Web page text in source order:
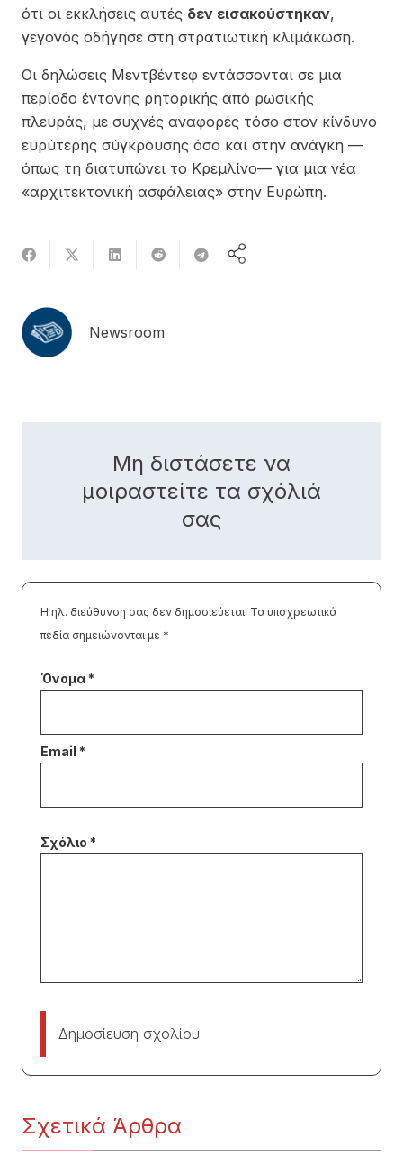
ότι οι εκκλήσεις αυτές δεν εισακούστηκαν,
γεγονός οδήγησε στη στρατιωτική κλιμάκωση.
Οι δηλώσεις Μεντβέντεφ εντάσσονται σε μια
περίοδο έντονης ρητορικής από ρωσικής
πλευράς, με συχνές αναφορές τόσο στον κίνδυνο
ευρύτερης σύγκρουσης όσο και στην ανάγκη —
όπως τη διατυπώνει το Κρεμλίνο— για μια νέα
«αρχιτεκτονική ασφάλειας» στην Ευρώπη.
Newsroom
Μη διστάσετε να
μοιραστείτε τα σχόλιά
σας
Η ηλ. διεύθυνση σας δεν δημοσιεύεται. Τα υποχρεωτικά
πεδία σημειώνονται με *
Δημοσίευση σχολίου
Σχετικά Άρθρα